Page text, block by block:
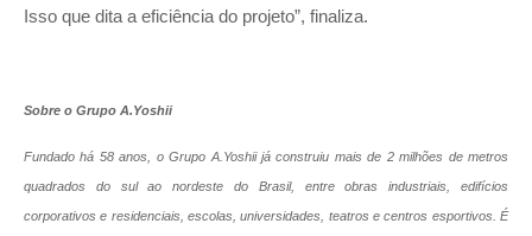
Isso que dita a eficiência do projeto”, finaliza.
Sobre o Grupo A.Yoshii
Fundado há 58 anos, o Grupo A.Yoshii já construiu mais de 2 milhões de metros
quadrados do sul ao nordeste do Brasil, entre obras industriais, edifícios
corporativos e residenciais, escolas, universidades, teatros e centros esportivos. É